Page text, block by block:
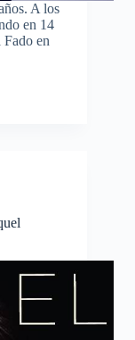
A los
en 14
Fado en